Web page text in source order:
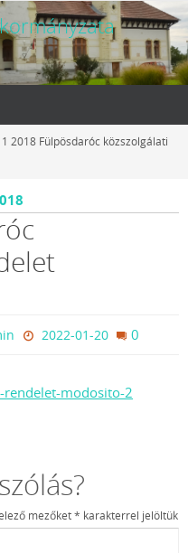
1 2018 Fülpösdaróc közszolgálati
2022-01-20 0
modosito-2
mezőket* karakterrel jelöltük